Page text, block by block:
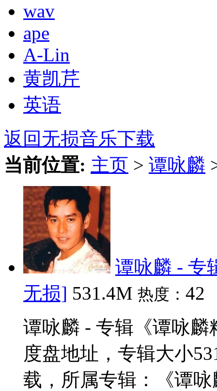
wav
ape
A-Lin
黄凯芹
英语
返回无损音乐下载
当前位置: 主页 > 谭咏麟
谭咏麟 - 专
无损] 531.4M 热度： 42
谭咏麟 - 专辑《谭咏
度盘地址，专辑大小
载，所属专辑：《谭